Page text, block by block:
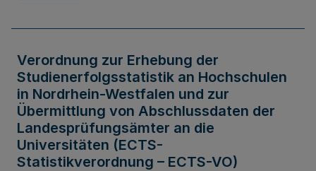
Verordnung zur Erhebung der
Studienerfolgsstatistik an Hochschulen
in Nordrhein-Westfalen und zur
Übermittlung von Abschlussdaten der
Landesprüfungsämter an die
Universitäten (ECTS-
Statistikverordnung – ECTS-VO)